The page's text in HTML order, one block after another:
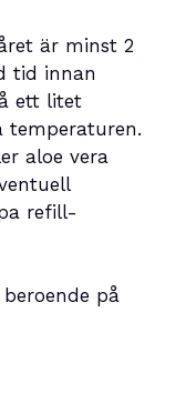
är minst 2
tid innan
ett litet
aloe vera
refill-
på